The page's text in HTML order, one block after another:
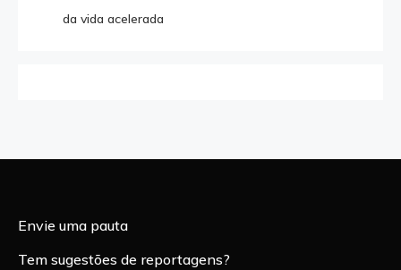
da vida acelerada
Envie uma pauta
Tem sugestões de reportagens?